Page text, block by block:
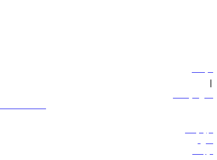
سياساتنا
|
الشروط والأحكام
600 544 445
حجز الرحلات
العروض
الوجهات